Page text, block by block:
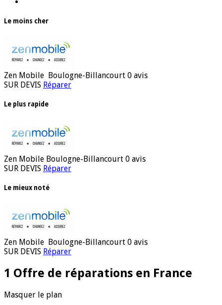
Le moins cher
Zen Mobile Boulogne-Billancourt 0 avis
SUR DEVIS Réparer
Le plus rapide
Zen Mobile Boulogne-Billancourt 0 avis
SUR DEVIS Réparer
Le mieux noté
Zen Mobile Boulogne-Billancourt 0 avis
SUR DEVIS Réparer
1 Offre de réparations en France
Masquer le plan